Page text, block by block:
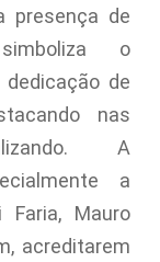
presença de
o
de
nas
A
a
Faria, Mauro
acreditarem